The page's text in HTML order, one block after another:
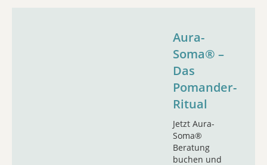
Aura-
Soma® –
Das
Pomander-
Ritual
Jetzt Aura-
Soma®
Beratung
buchen und